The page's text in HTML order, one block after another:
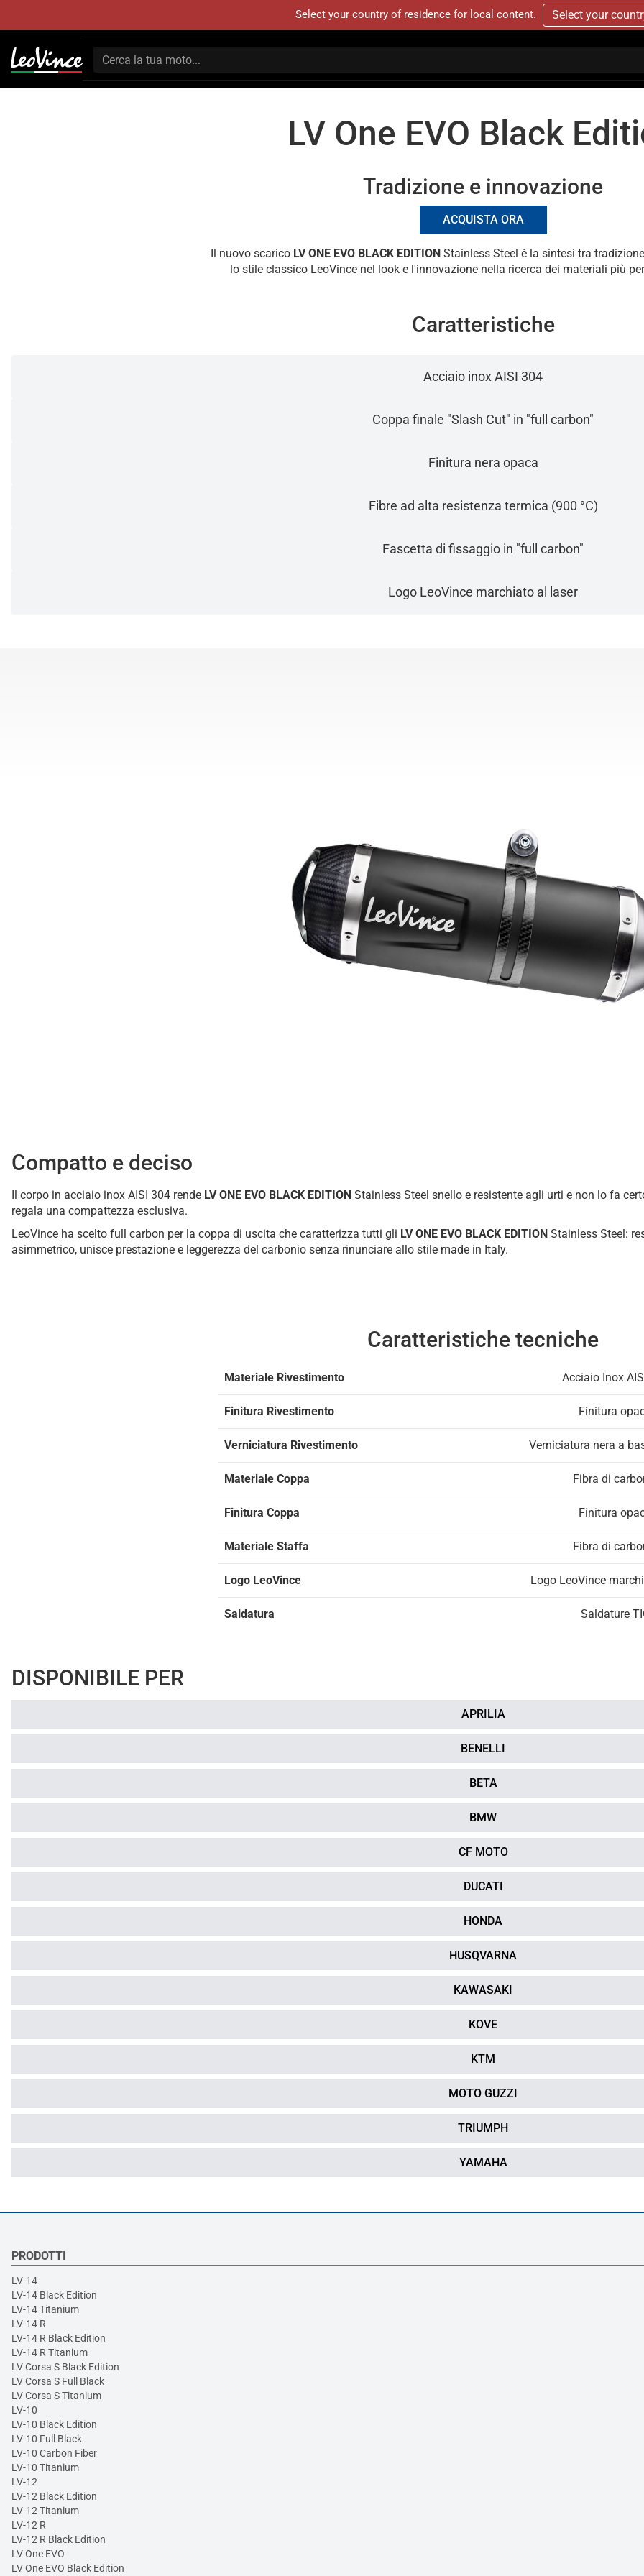
Select your country of residence for local content. Select your
LV One EVO Black
Tradizione e innovazione
ACQUISTA ORA
Il nuovo scarico LV ONE EVO BLACK EDITIONStainless Steel è la sintesi tra
lo stile classico LeoVince nel look e l'innovazione nella ricerca dei materiali più
Caratteristiche
Acciaio inox AISI 304
Coppa finale "Slash Cut" in "full carbon"
Finitura nera opaca
Fibre ad alta resistenza termica (900 °C)
Fascetta di fissaggio in "full carbon"
Logo LeoVince marchiato al laser
Compatto e deciso
Il corpo in acciaio inox AISI 304 rende LV ONE EVO BLACK EDITION Stainless Steel snello e resistente agli urti e non lo fa
regala una compattezza esclusiva.
LeoVince ha scelto full carbon per la coppa di uscita che caratterizza tutti gli LV ONE EVO BLACK EDITION Stainless Steel:
asimmetrico, unisce prestazione e leggerezza del carbonio senza rinunciare allo stile made in Italy.
Caratteristiche tecniche
Materiale Rivestimento Acciaio Inox
Finitura Rivestimento Finitura
Verniciatura Rivestimento Verniciatura nera a
Materiale Coppa Fibra di
Finitura Coppa Finitura
Materiale Staffa Fibra di
Logo LeoVince Logo LeoVince
Saldatura Saldature
DISPONIBILE PER
APRILIA
BENELLI
BETA
BMW
CF MOTO
DUCATI
HONDA
HUSQVARNA
KAWASAKI
KOVE
KTM
MOTO GUZZI
TRIUMPH
YAMAHA
PRODOTTI
LV-14
LV-14 Black Edition
LV-14 Titanium
LV-14 R
LV-14 R Black Edition
LV-14 R Titanium
LV Corsa S Black Edition
LV Corsa S Full Black
LV Corsa S Titanium
LV-10
LV-10 Black Edition
LV-10 Full Black
LV-10 Carbon Fiber
LV-10 Titanium
LV-12
LV-12 Black Edition
LV-12 Titanium
LV-12 R
LV-12 R Black Edition
LV One EVO
LV One EVO Black Edition